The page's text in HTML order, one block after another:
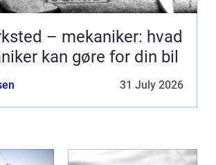
– mekaniker: hvad
kan gøre for din bil
31 July 2026